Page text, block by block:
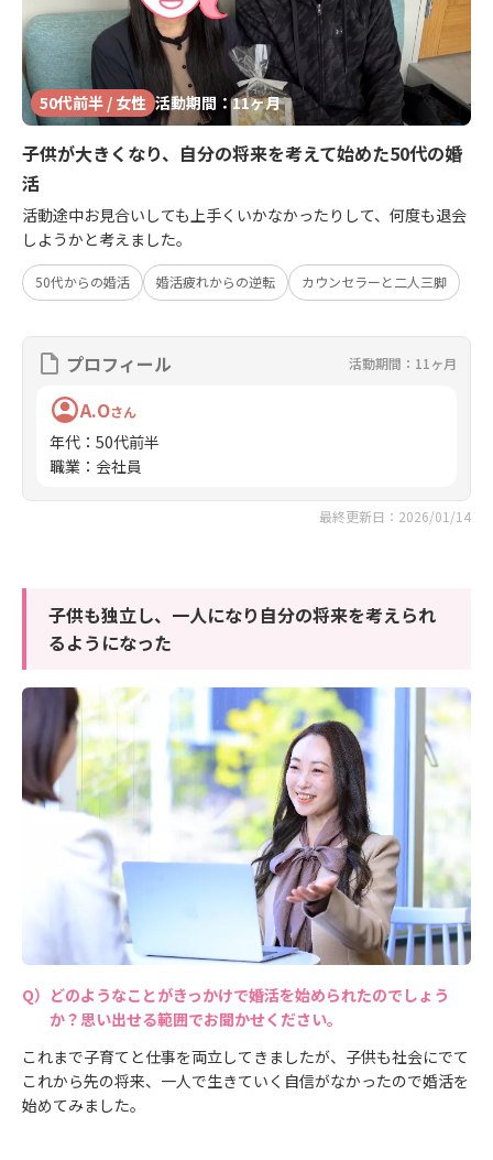
50代前半 / 女性 活動期間：11ヶ月
子供が大きくなり、自分の将来を考えて始めた50代の婚
活
活動途中お見合いしても上手くいかなかったりして、何度も退会
しようかと考えました。
50代からの婚活 婚活疲れからの逆転 カウンセラーと二人三脚
プロフィール 活動期間：11ヶ月
A.Oさん
年代 ： 50代前半
職業 ： 会社員
最終更新日：2026/01/14
子供も独立し、一人になり自分の将来を考えられ
るようになった
どのようなことがきっかけで婚活を始められたのでしょう
か？思い出せる範囲でお聞かせください。
これまで子育てと仕事を両立してきましたが、子供も社会にでて
これから先の将来、一人で生きていく自信がなかったので婚活を
始めてみました。